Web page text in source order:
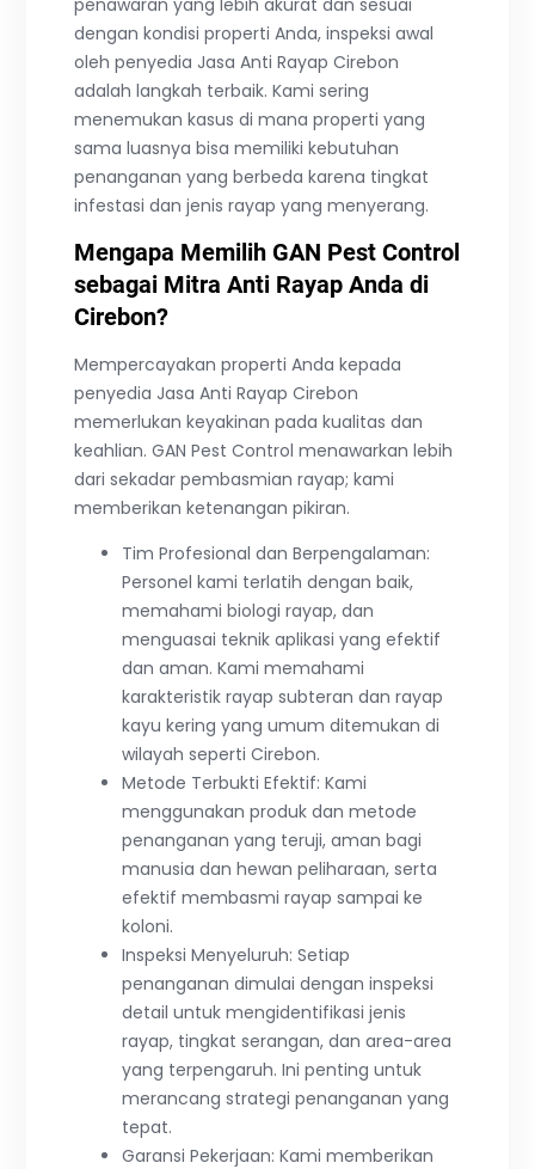
dengan kondisi properti Anda, inspeksi awal
oleh penyedia Jasa Anti Rayap Cirebon
adalah langkah terbaik. Kami sering
menemukan kasus di mana properti yang
sama luasnya bisa memiliki kebutuhan
penanganan yang berbeda karena tingkat
infestasi dan jenis rayap yang menyerang.
Mengapa Memilih GAN Pest Control
sebagai Mitra Anti Rayap Anda di
Cirebon?
Mempercayakan properti Anda kepada
penyedia Jasa Anti Rayap Cirebon
memerlukan keyakinan pada kualitas dan
keahlian. GAN Pest Control menawarkan lebih
dari sekadar pembasmian rayap; kami
memberikan ketenangan pikiran.
Tim Profesional dan Berpengalaman:
Personel kami terlatih dengan baik,
memahami biologi rayap, dan
menguasai teknik aplikasi yang efektif
dan aman. Kami memahami
karakteristik rayap subteran dan rayap
kayu kering yang umum ditemukan di
wilayah seperti Cirebon.
Metode Terbukti Efektif: Kami
menggunakan produk dan metode
penanganan yang teruji, aman bagi
manusia dan hewan peliharaan, serta
efektif membasmi rayap sampai ke
koloni.
Inspeksi Menyeluruh: Setiap
penanganan dimulai dengan inspeksi
detail untuk mengidentifikasi jenis
rayap, tingkat serangan, dan area-area
yang terpengaruh. Ini penting untuk
merancang strategi penanganan yang
tepat.
Garansi Pekerjaan: Kami memberikan